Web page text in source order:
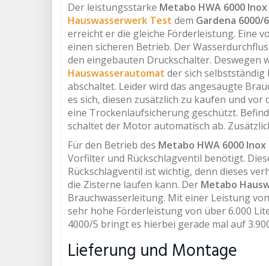
Der leistungsstarke Metabo HWA 6000
Hauswasserwerk Test dem Gardena 6000/
erreicht er die gleiche Förderleistung. Eine
einen sicheren Betrieb. Der
den eingebauten Druckschalter. Deswegen
Hauswasserautomat der sich
abschaltet. Leider wird das angesaugte
es sich, diesen zusätzlich zu kaufen und
eine Trockenlaufsicherung geschützt.
schaltet der Motor automatisch ab.
Für den Betrieb des Metabo HWA 6000
Vorfilter und Rückschlagventil benötigt.
Rückschlagventil ist wichtig, denn dieses
die Zisterne laufen kann. Der Metabo
Brauchwasserleitung. Mit einer Leistung
sehr hohe Förderleistung von über 6.000
4000/5 bringt es hierbei gerade mal auf
Lieferung und Montage